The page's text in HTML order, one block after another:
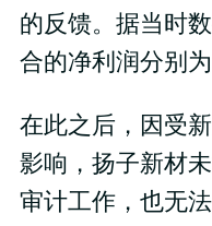
的反馈。据当时
合的净利润分别
在此之后，因受
影响，扬子新材
审计工作，也无